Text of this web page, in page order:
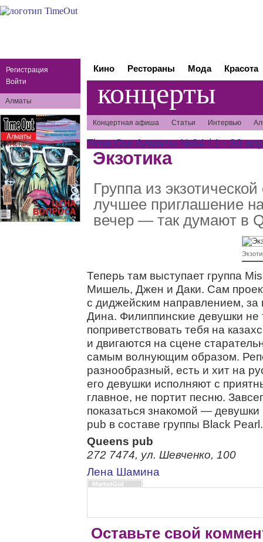
Регистрация
Войти
Алматы
Кино Рестораны Мода Красота
концерты
Концертная афиша Статьи Интервью
Time Out Алматы №84 / 1 - 30
Экзотика
Группа из
лучшее приглашение
вечер — так думают в
Теперь там выступает группа
Мишель, Джен и Даки. Сам
с диджейским направлением,
Дина. Филиппинские девушки не
поприветствовать тебя на
и двигаются на сцене
самым волнующим образом.
разнообразный, есть и хит на
его девушки исполняют с
главное, не портит песню.
показаться знакомой —
pub в составе группы Black Peаrl.
Queens pub
272 7474, ул. Шевченко, 100
Лена Шамина
MarketGid
Оставьте свой